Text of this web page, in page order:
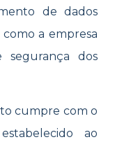
de dados
a empresa
segurança dos
cumpre com o
ao